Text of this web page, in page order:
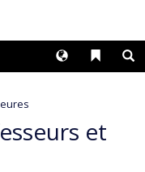
Liens
Langues
et